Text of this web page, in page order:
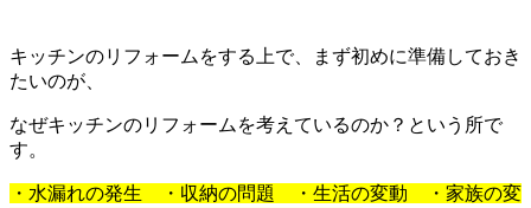
キッチンのリフォームをする上で、まず初めに準備しておき
たいのが、
なぜキッチンのリフォームを考えているのか？という所で
す。
・水漏れの発生 ・収納の問題 ・生活の変動 ・家族の変